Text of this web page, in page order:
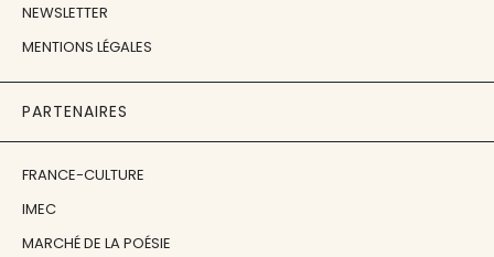
NEWSLETTER
MENTIONS LÉGALES
PARTENAIRES
FRANCE-CULTURE
IMEC
MARCHÉ DE LA POÉSIE